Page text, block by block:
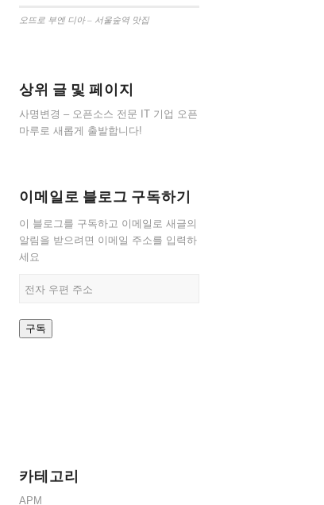
오뜨로 부엔 디아 – 서울숲역 맛집
상위 글 및 페이지
사명변경 – 오픈소스 전문 IT 기업 오픈
마루로 새롭게 출발합니다!
이메일로 블로그 구독하기
이 블로그를 구독하고 이메일로 새글의
알림을 받으려면 이메일 주소를 입력하
세요
자
편구독
카테고리
APM